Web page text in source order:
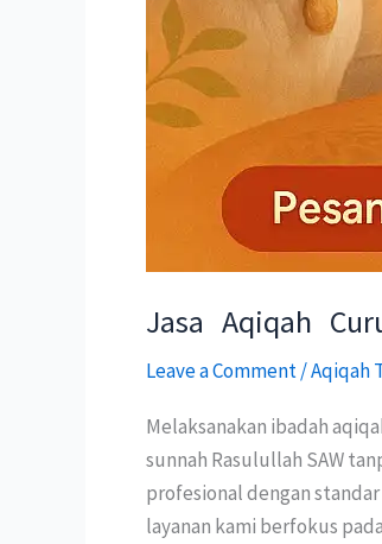
Jasa Aqiqah
Leave a Comment/Aqiqah
Melaksanakan ibadah
sunnah Rasulullah SAW
profesional dengan
layanan kami berfokus